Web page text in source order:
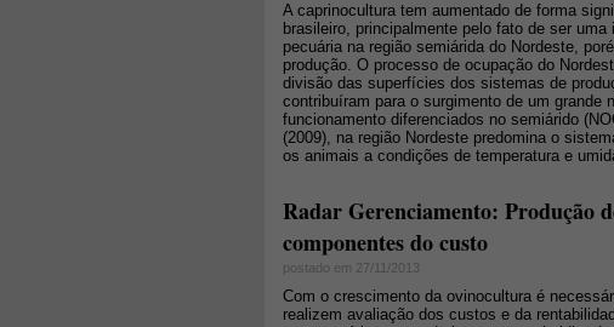
A caprinocultura tem aumentado de forma
brasileiro, principalmente pelo fato de ser
pecuária na região semiárida do Nordeste,
produção. O processo de ocupação do
divisão das superfícies dos sistemas de
contribuíram para o surgimento de um grande
funcionamento diferenciados no semiárido
(2009), na região Nordeste predomina o
os animais a condições de temperatura e
Radar Gerenciamento: Produção
componentes do custo
postado em 27/11/2013
Com o crescimento da ovinocultura é
realizem avaliação dos custos e da